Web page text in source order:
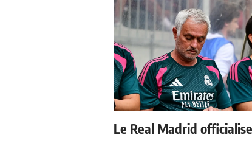
Le Real Madrid